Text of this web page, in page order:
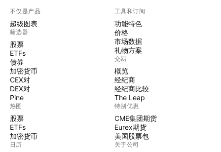
不仅是产品
超级图表
筛选器
股票
ETFs
债券
加密货币
CEX对
DEX对
Pine
热图
股票
ETFs
加密货币
日历
工具和订阅
功能特色
价格
市场数据
礼物方案
交易
概览
经纪商
经纪商比较
The Leap
特别优惠
CME集团期货
Eurex期货
美国股票包
关于公司